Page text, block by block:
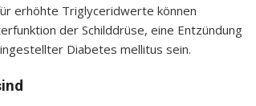
erhöhte Triglyceridwerte können
der Schilddrüse, eine Entzündung
Diabetes mellitus sein.